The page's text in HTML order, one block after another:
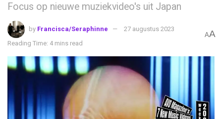
Focus op nieuwe muziekvideo's uit Japan
by Francisca/Seraphinne
27 augustus 2023
Reading Time: 4 mins read
AA